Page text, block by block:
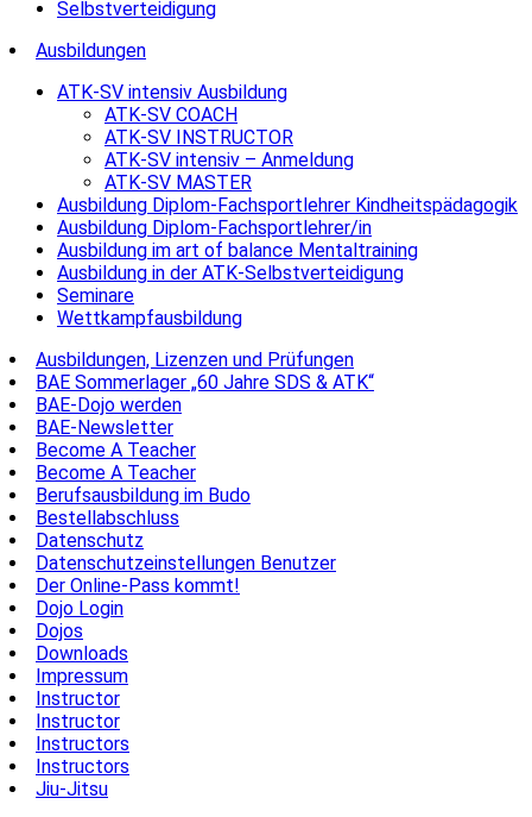
Selbstverteidigung
Ausbildungen
ATK-SV intensiv Ausbildung
ATK-SV COACH
ATK-SV INSTRUCTOR
ATK-SV intensiv – Anmeldung
ATK-SV MASTER
Ausbildung Diplom-Fachsportlehrer Kindheitspädagogik
Ausbildung Diplom-Fachsportlehrer/in
Ausbildung im art of balance Mentaltraining
Ausbildung in der ATK-Selbstverteidigung
Seminare
Wettkampfausbildung
Ausbildungen, Lizenzen und Prüfungen
BAE Sommerlager „60 Jahre SDS & ATK“
BAE-Dojo werden
BAE-Newsletter
Become A Teacher
Become A Teacher
Berufsausbildung im Budo
Bestellabschluss
Datenschutz
Datenschutzeinstellungen Benutzer
Der Online-Pass kommt!
Dojo Login
Dojos
Downloads
Impressum
Instructor
Instructor
Instructors
Instructors
Jiu-Jitsu